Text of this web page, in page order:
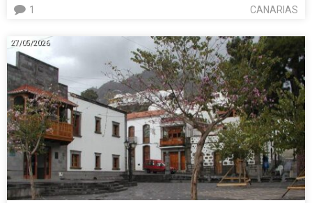
CANARIAS
1
27/05/2026